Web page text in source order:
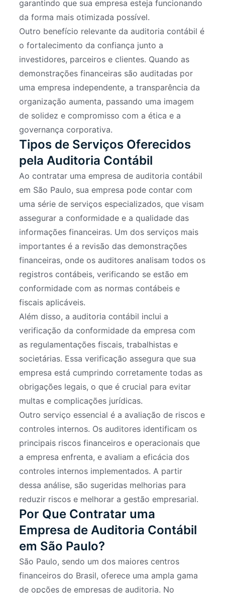
garantindo que sua empresa esteja funcionando
da forma mais otimizada possível.
Outro benefício relevante da auditoria contábil é
o fortalecimento da confiança junto a
investidores, parceiros e clientes. Quando as
demonstrações financeiras são auditadas por
uma empresa independente, a transparência da
organização aumenta, passando uma imagem
de solidez e compromisso com a ética e a
governança corporativa.
Tipos de Serviços Oferecidos
pela Auditoria Contábil
Ao contratar uma empresa de auditoria contábil
em São Paulo, sua empresa pode contar com
uma série de serviços especializados, que visam
assegurar a conformidade e a qualidade das
informações financeiras. Um dos serviços mais
importantes é a revisão das demonstrações
financeiras, onde os auditores analisam todos os
registros contábeis, verificando se estão em
conformidade com as normas contábeis e
fiscais aplicáveis.
Além disso, a auditoria contábil inclui a
verificação da conformidade da empresa com
as regulamentações fiscais, trabalhistas e
societárias. Essa verificação assegura que sua
empresa está cumprindo corretamente todas as
obrigações legais, o que é crucial para evitar
multas e complicações jurídicas.
Outro serviço essencial é a avaliação de riscos e
controles internos. Os auditores identificam os
principais riscos financeiros e operacionais que
a empresa enfrenta, e avaliam a eficácia dos
controles internos implementados. A partir
dessa análise, são sugeridas melhorias para
reduzir riscos e melhorar a gestão empresarial.
Por Que Contratar uma
Empresa de Auditoria Contábil
em São Paulo?
São Paulo, sendo um dos maiores centros
financeiros do Brasil, oferece uma ampla gama
de opções de empresas de auditoria. No